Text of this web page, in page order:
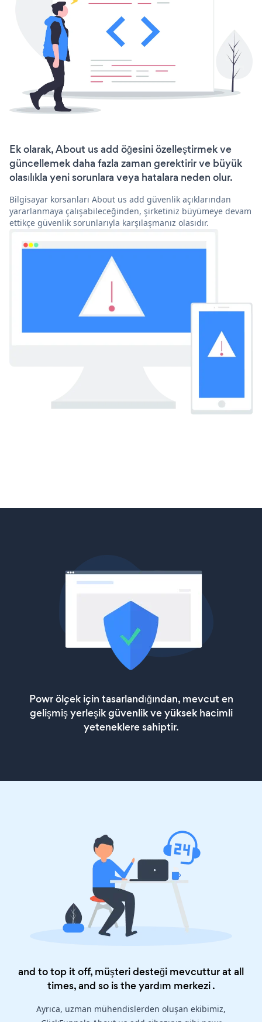
Ek olarak, About us add öğesini özelleştirmek ve
güncellemek daha fazla zaman gerektirir ve büyük
olasılıkla yeni sorunlara veya hatalara neden olur.
Bilgisayar korsanları About us add güvenlik açıklarından
yararlanmaya çalışabileceğinden, şirketiniz büyümeye devam
ettikçe güvenlik sorunlarıyla karşılaşmanız olasıdır.
Powr ölçek için tasarlandığından, mevcut en
gelişmiş yerleşik güvenlik ve yüksek hacimli
yeteneklere sahiptir.
and to top it off, müşteri desteği mevcuttur at all
times, and so is theyardım merkezi.
Ayrıca, uzman mühendislerden oluşan ekibimiz,